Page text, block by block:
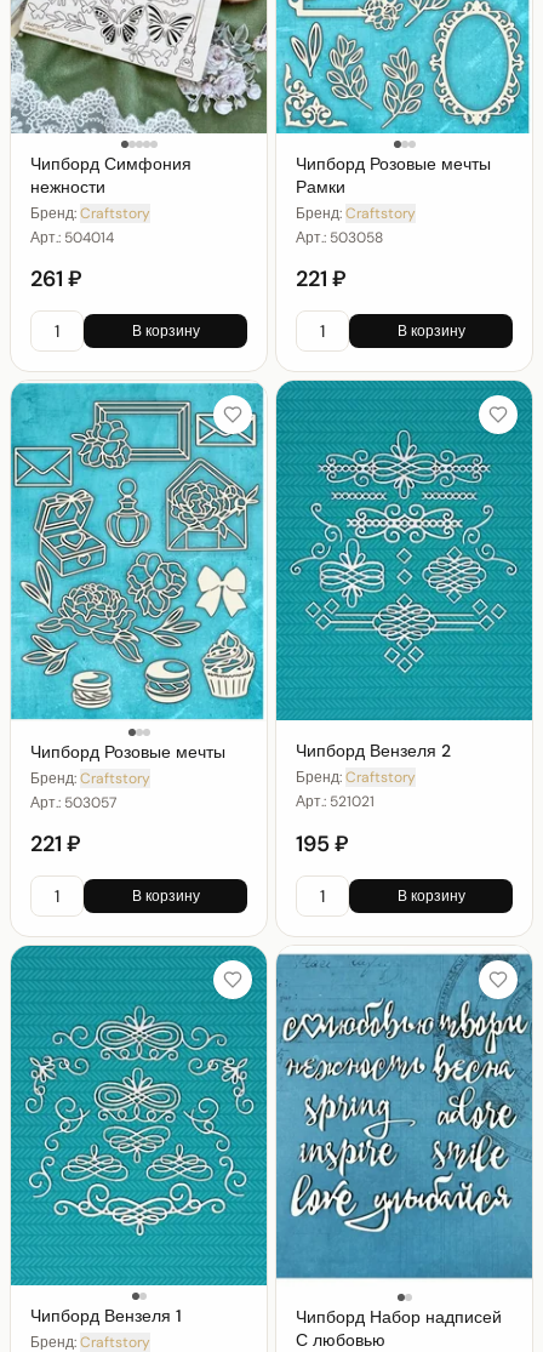
Чипборд Симфония
нежности
Бренд:Craftstory
Арт.: 504014
261 ₽
В корзину
Чипборд Розовые мечты
Рамки
Бренд:Craftstory
Арт.: 503058
221 ₽
В корзину
Чипборд Розовые мечты
Бренд:Craftstory
Арт.: 503057
221 ₽
В корзину
Чипборд Вензеля 2
Бренд:Craftstory
Арт.: 521021
195 ₽
В корзину
Чипборд Вензеля 1
Бренд:Craftstory
Чипборд Набор надписей
С любовью